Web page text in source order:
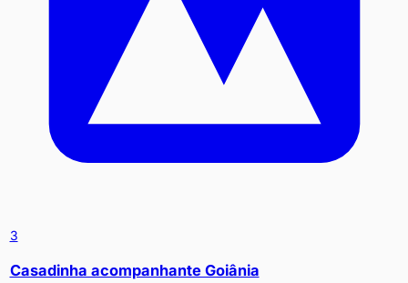
3
Casadinha acompanhante Goiânia